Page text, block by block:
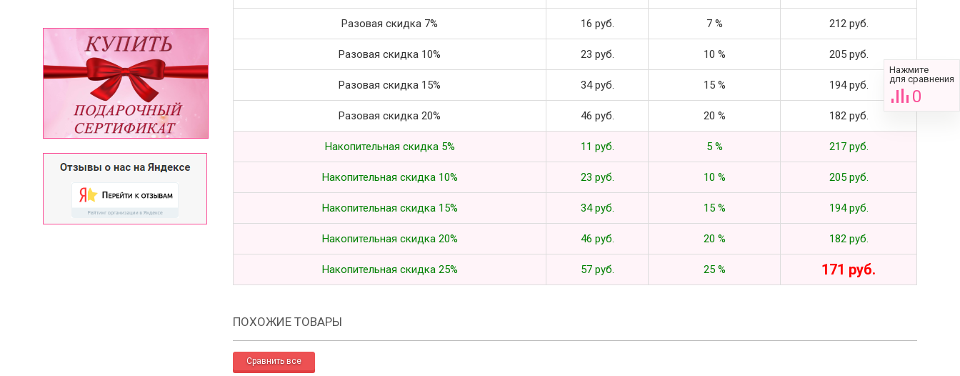
Разовая скидка 7% 16 руб. 7 % 212 руб.
Разовая скидка 10% 23 руб. 10 % 205 руб.
Разовая скидка 15% 34 руб. 15 % 194 руб.
Разовая скидка 20% 46 руб. 20 % 182 руб.
Накопительная скидка 5% 11 руб. 5 % 217 руб.
Накопительная скидка 10% 23 руб. 10 % 205 руб.
Накопительная скидка 15% 34 руб. 15 % 194 руб.
Накопительная скидка 20% 46 руб. 20 % 182 руб.
Накопительная скидка 25% 57 руб. 25 % 171 руб.
ПОХОЖИЕ ТОВАРЫ
Нажмите
для сравнения
0